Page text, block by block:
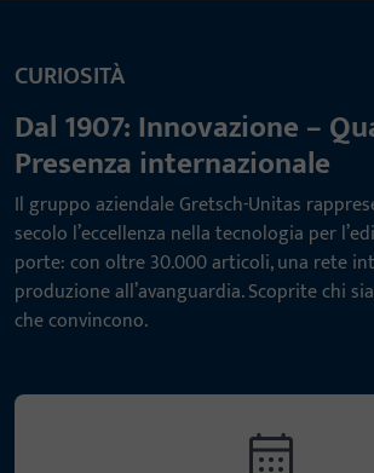
CURIOSITÀ
Dal 1907: Innovazione –
Presenza internazionale
Il gruppo aziendale Gretsch-Unitas
secolo l’eccellenza nella tecnologia per
porte: con oltre 30.000 articoli, una rete
produzione all’avanguardia. Scoprite chi
che convincono.